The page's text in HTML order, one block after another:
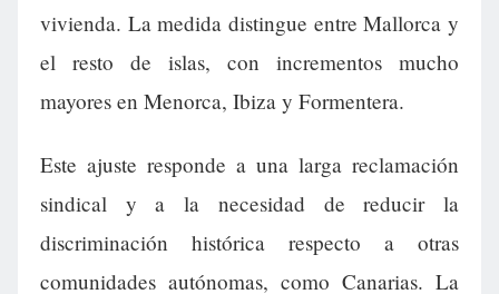
vivienda. La medida distingue entre Mallorca y
el resto de islas, con incrementos mucho
mayores en Menorca, Ibiza y Formentera.
Este ajuste responde a una larga reclamación
sindical y a la necesidad de reducir la
discriminación histórica respecto a otras
comunidades autónomas, como Canarias. La